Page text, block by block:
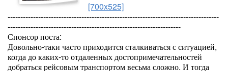
[700x525]
-----------------------------------------------------------------------------------
--------------------------------------------------------------------
Спонсор поста:
Довольно-таки часто приходится сталкиваться с ситуацией,
когда до каких-то отдаленных достопримечательностей
добраться рейсовым транспортом весьма сложно. И тогда